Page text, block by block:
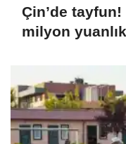
Çin’de
milyon